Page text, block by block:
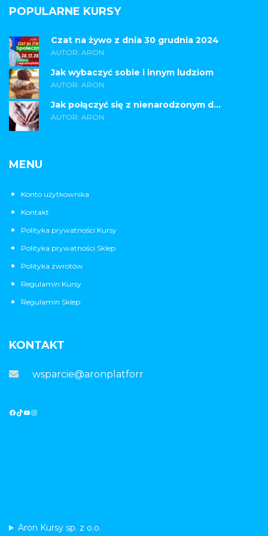
POPULARNE KURSY
Czat na żywo z dnia 30 grudnia 2024
AUTOR: ARON
Jak wybaczyć sobie i innym ludziom
AUTOR: ARON
Jak połączyć się z nienarodzonym d...
AUTOR: ARON
MENU
Konto użytkownika
Kontakt
Polityka prywatności Kursy
Polityka prywatności Sklep
Polityka zwrotów
Regulamin Kursy
Regulamin Sklep
KONTAKT
wsparcie@aronplatforma.pl
Aron Kursy sp. z o.o.